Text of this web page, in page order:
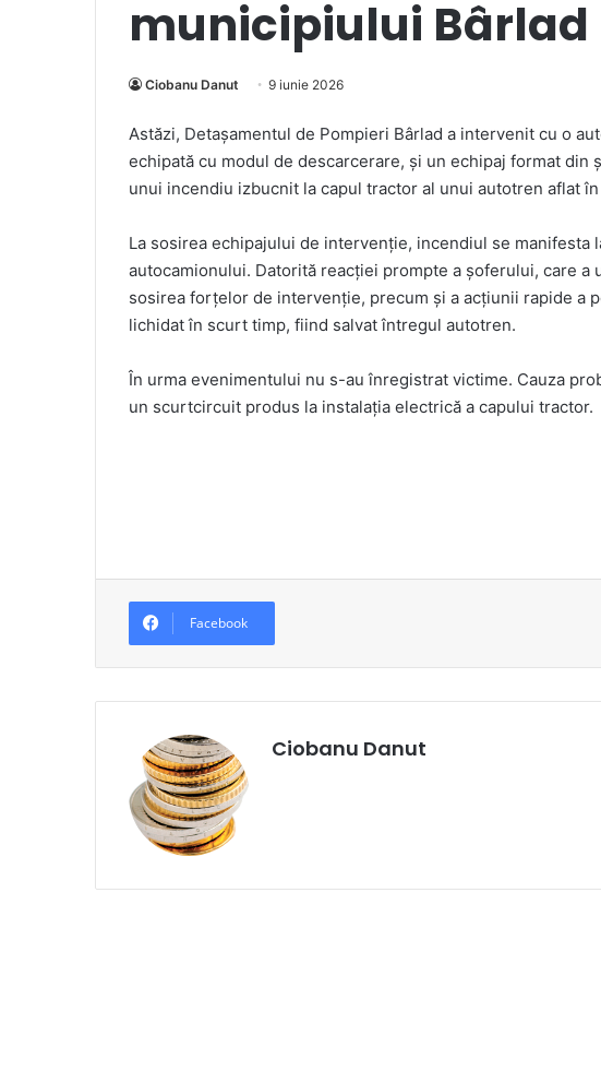
municipiului Bârlad
Ciobanu Danut 9 iunie 2026
Astăzi, Detașamentul de Pompieri Bârlad a intervenit cu o
echipată cu modul de descarcerare, și un echipaj format
unui incendiu izbucnit la capul tractor al unui autotren aflat
La sosirea echipajului de intervenție, incendiul se manifesta
autocamionului. Datorită reacției prompte a șoferului, care
sosirea forțelor de intervenție, precum și a acțiunii rapide a
lichidat în scurt timp, fiind salvat întregul autotren.
În urma evenimentului nu s-au înregistrat victime. Cauza
un scurtcircuit produs la instalația electrică a capului tractor.
Facebook
Ciobanu Danut